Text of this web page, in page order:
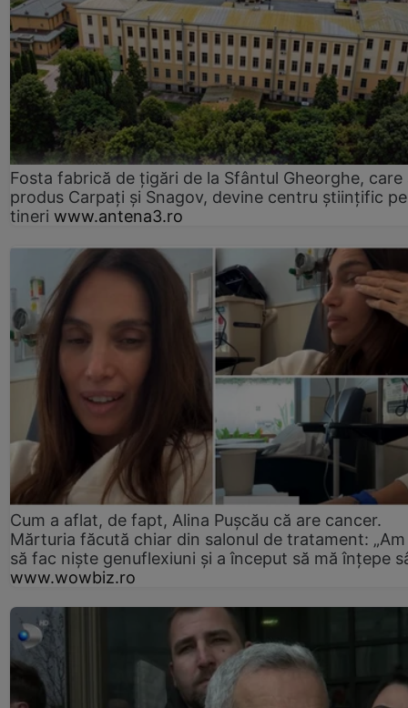
Fosta fabrică de țigări de la Sfântul Gheorghe, care
produs Carpați și Snagov, devine centru științific
tineri www.antena3.ro
Cum a aflat, de fapt, Alina Pușcău că are cancer.
Mărturia făcută chiar din salonul de tratament:
să fac niște genuflexiuni și a început să mă înțepe
www.wowbiz.ro